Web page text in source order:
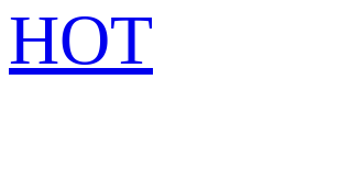
HOT